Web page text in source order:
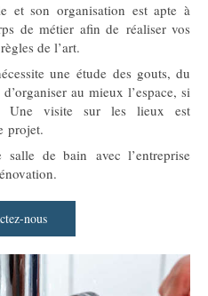
et son organisation est apte à
de métier afin de réaliser vos
de l’art.
une étude des gouts, du
au mieux l’espace, si
Une visite sur les lieux est
projet.
salle de bain avec l’entreprise
nous